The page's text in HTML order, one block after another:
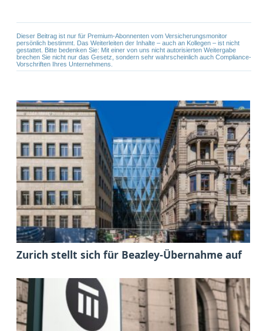
Dieser Beitrag ist nur für Premium-Abonnenten vom Versicherungsmonitor
persönlich bestimmt. Das Weiterleiten der Inhalte – auch an Kollegen – ist nicht
gestattet. Bitte bedenken Sie: Mit einer von uns nicht autorisierten Weitergabe
brechen Sie nicht nur das Gesetz, sondern sehr wahrscheinlich auch Compliance-
Vorschriften Ihres Unternehmens.
Zurich stellt sich für Beazley-Übernahme auf